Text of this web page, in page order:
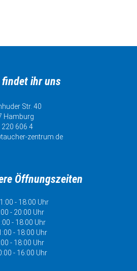
findet ihr uns
Str. 40
Hamburg
220 606 4
zentrum.de
Öffnungszeiten
- 18:00 Uhr
- 20:00 Uhr
- 18:00 Uhr
- 18:00 Uhr
- 18:00 Uhr
- 16:00 Uhr